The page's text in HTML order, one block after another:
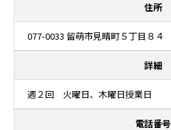
住所
077-0033 留萌市見晴町５丁目８４
詳細
週２回 火曜日、木曜日授業日
電話番号